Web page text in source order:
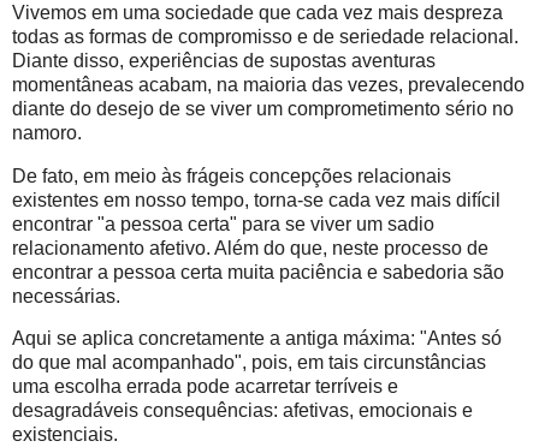
Vivemos em uma sociedade que cada vez mais despreza
todas as formas de compromisso e de seriedade relacional.
Diante disso, experiências de supostas aventuras
momentâneas acabam, na maioria das vezes, prevalecendo
diante do desejo de se viver um comprometimento sério no
namoro.
De fato, em meio às frágeis concepções relacionais
existentes em nosso tempo, torna-se cada vez mais difícil
encontrar "a pessoa certa" para se viver um sadio
relacionamento afetivo. Além do que, neste processo de
encontrar a pessoa certa muita paciência e sabedoria são
necessárias.
Aqui se aplica concretamente a antiga máxima: "Antes só
do que mal acompanhado", pois, em tais circunstâncias
uma escolha errada pode acarretar terríveis e
desagradáveis consequências: afetivas, emocionais e
existenciais.